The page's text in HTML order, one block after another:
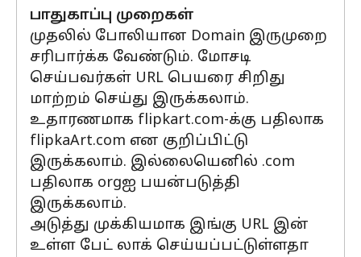
பாதுகாப்பு முறைகள்
முதலில் போலியான Domain இருமுறை
சரிபார்க்க வேண்டும். மோசடி
செய்பவர்கள் URL பெயரை சிறிது
மாற்றம் செய்து இருக்கலாம்.
உதாரணமாக flipkart.com-க்கு பதிலாக
flipkaArt.com என குறிப்பிட்டு
இருக்கலாம். இல்லையெனில் .com
பதிலாக orgஐ பயன்படுத்தி
இருக்கலாம்.
அடுத்து முக்கியமாக இங்கு URL இன்
உள்ள பேட் லாக் செய்யப்பட்டுள்ளதா